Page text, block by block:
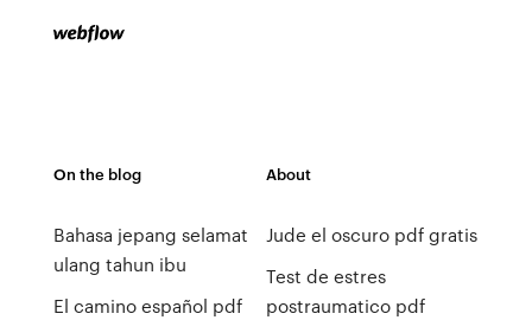
On the blog
Bahasa jepang selamat
ulang tahun ibu
El camino español pdf
About
Jude el oscuro pdf gratis
Test de estres
postraumatico pdf